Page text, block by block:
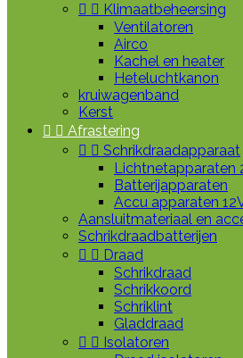
  Klimaatbeheersing
Ventilatoren
Airco
Kachel en heater
Heteluchtkanon
kruiwagenband
Kerst
  Afrastering
  Schrikdraadapparaat
Lichtnetapparaten
Batterijapparaten
Accu apparaten
Aansluitmateriaal en
Schrikdraadbatterijen
  Draad
Schrikdraad
Schrikkoord
Schriklint
Gladdraad
  Isolatoren